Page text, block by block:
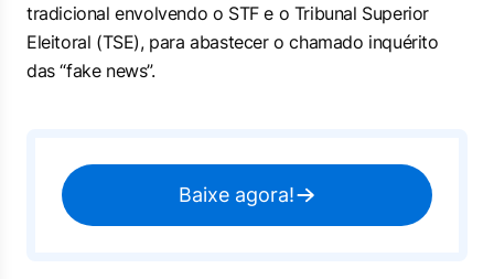
tradicional envolvendo o STF e o Tribunal Superior
Eleitoral (TSE), para abastecer o chamado inquérito
das “fake news”.
Baixe agora!